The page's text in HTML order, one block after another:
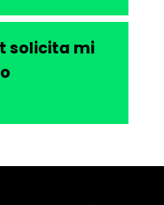
solicita mi